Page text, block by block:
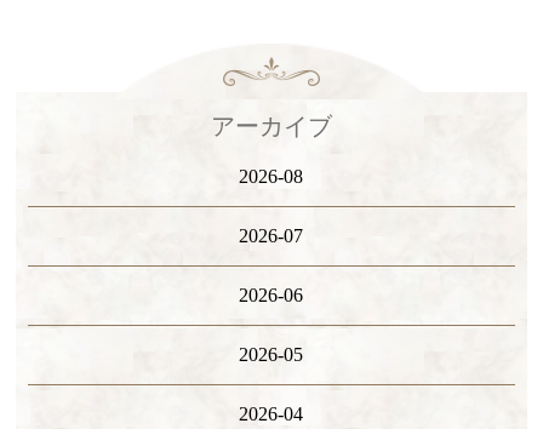
アーカイブ
2026-08
2026-07
2026-06
2026-05
2026-04